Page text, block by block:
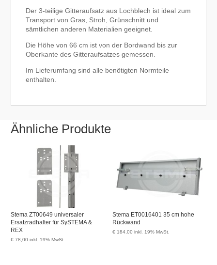
Der 3-teilige Gitteraufsatz aus Lochblech ist ideal zum
Transport von Gras, Stroh, Grünschnitt und
sämtlichen anderen Materialien geeignet.
Die Höhe von 66 cm ist von der Bordwand bis zur
Oberkante des Gitteraufsatzes gemessen.
Im Lieferumfang sind alle benötigten Normteile
enthalten.
Ähnliche Produkte
Stema ZT00649 universaler
Ersatzradhalter für SySTEMA &
REX
€ 78,00 inkl. 19% MwSt.
Stema ET0016401 35 cm hohe
Rückwand
€ 184,00 inkl. 19% MwSt.